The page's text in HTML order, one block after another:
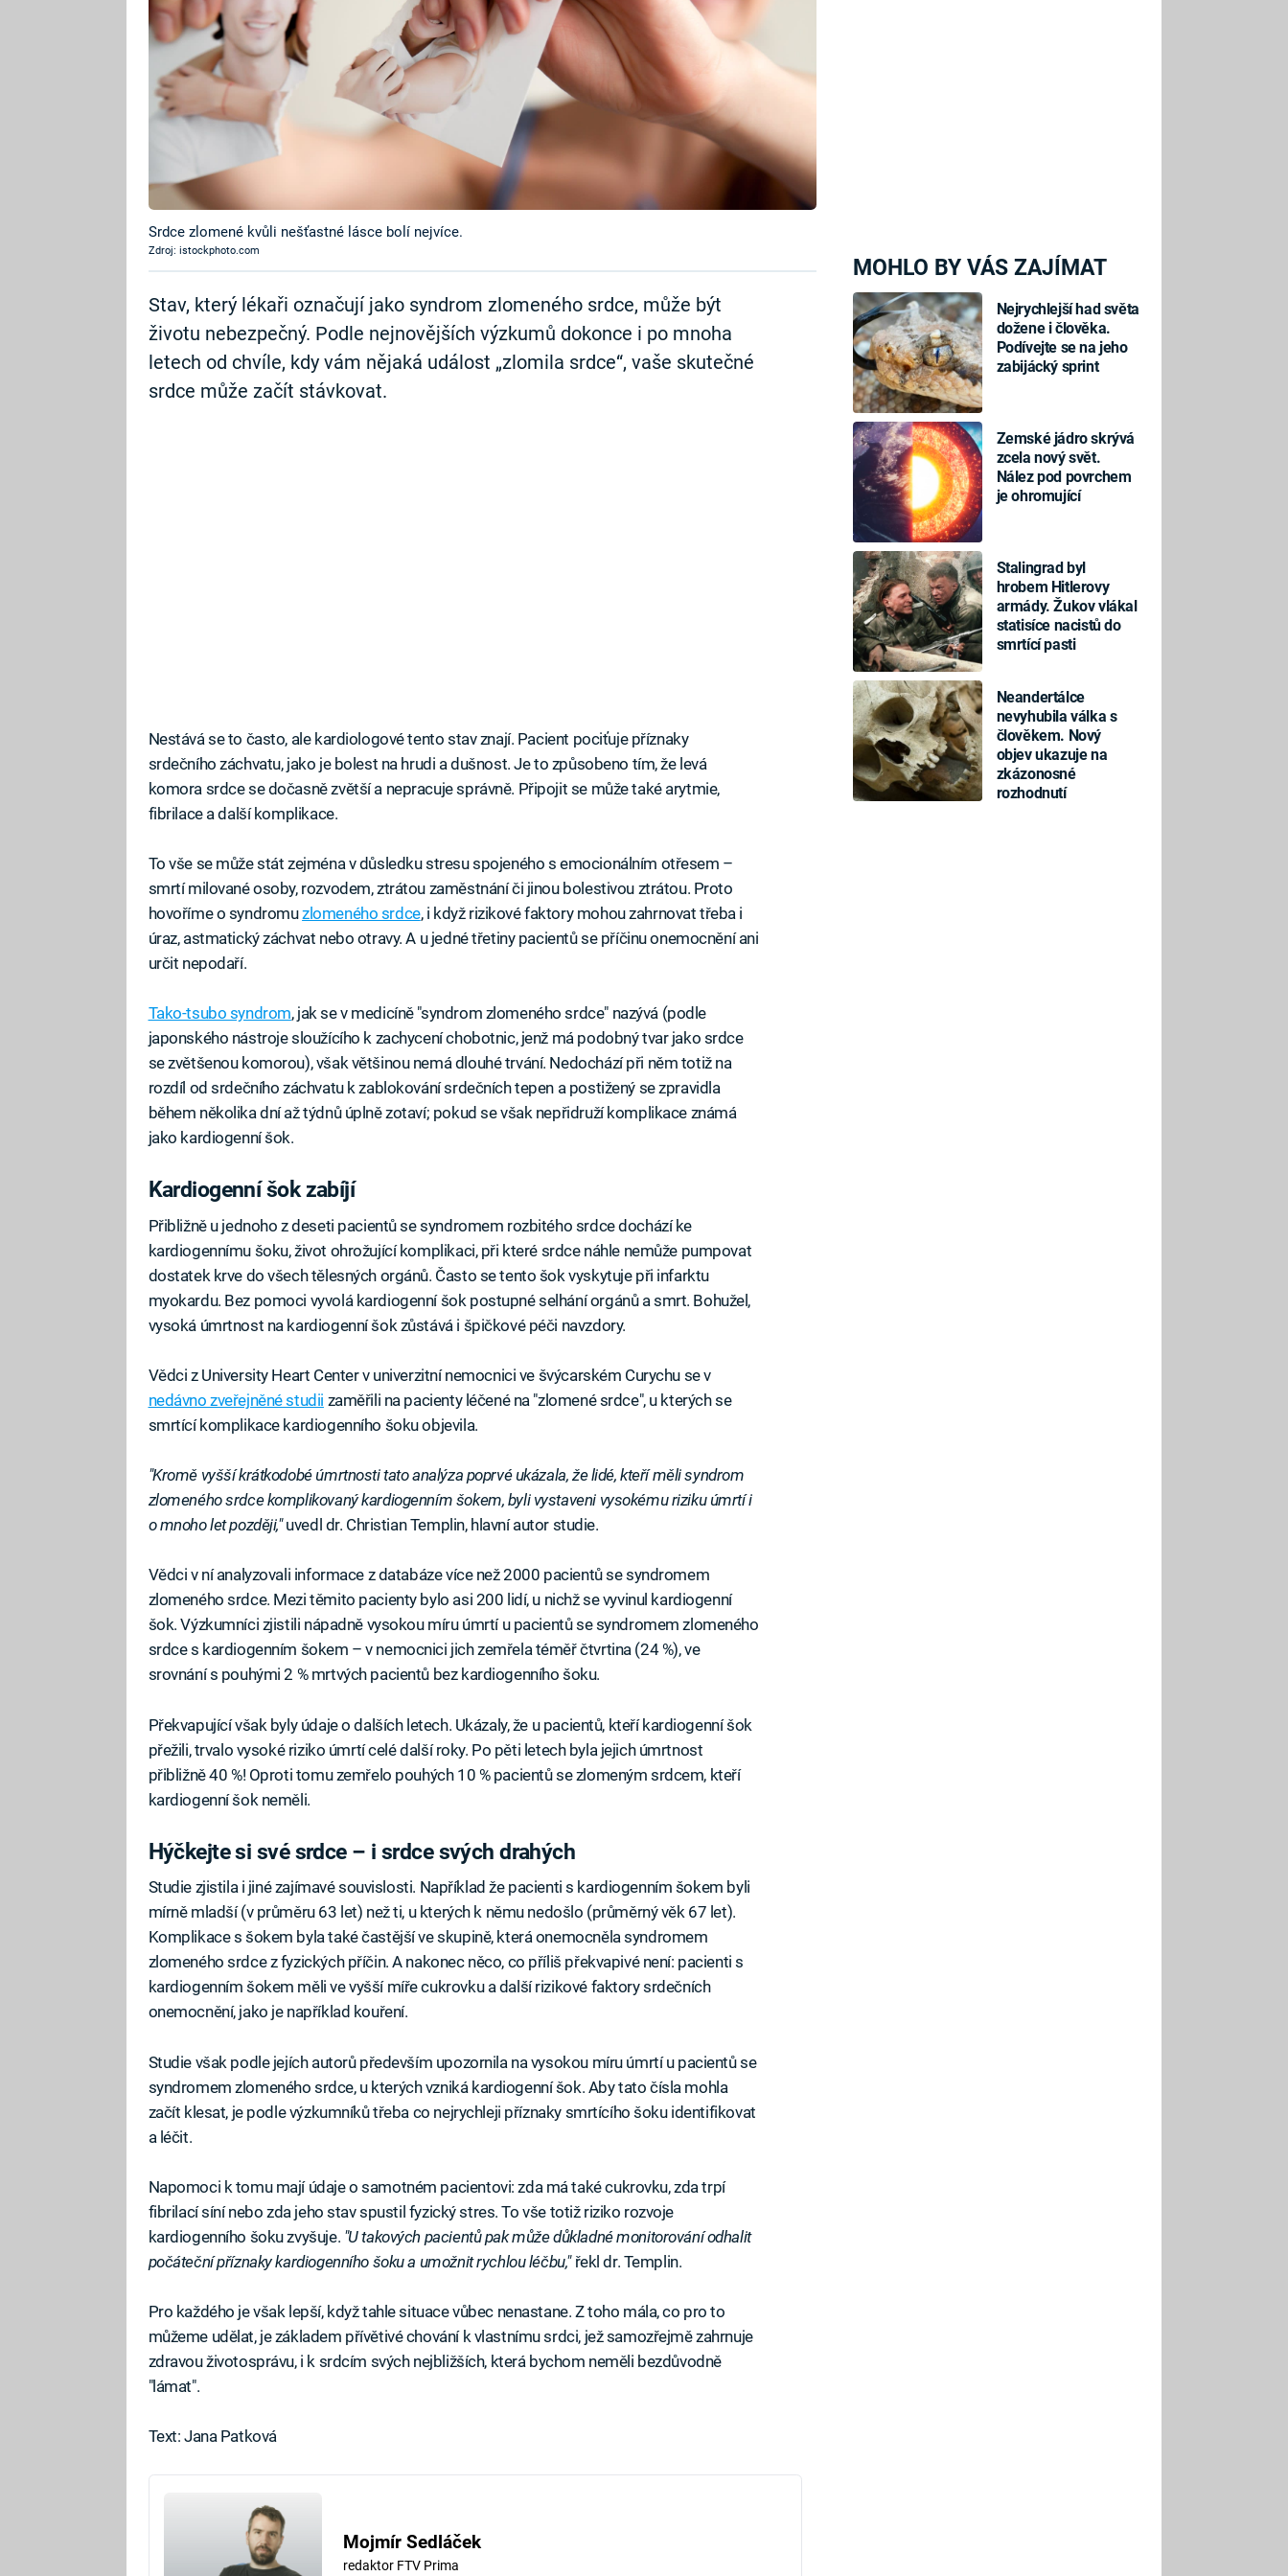
MOHLO BY VÁS ZAJÍMAT
Nejrychlejší had světa
dožene i člověka.
Podívejte se na jeho
zabijácký sprint
Zemské jádro skrývá
zcela nový svět.
Nález pod povrchem
je ohromující
Stalingrad byl
hrobem Hitlerovy
armády. Žukov vlákal
statisíce nacistů do
smrtící pasti
Neandertálce
nevyhubila válka s
člověkem. Nový
objev ukazuje na
zkázonosné
rozhodnutí
Srdce zlomené kvůli nešťastné lásce bolí nejvíce.
Zdroj: istockphoto.com
Stav, který lékaři označují jako syndrom zlomeného srdce, může být
životu nebezpečný. Podle nejnovějších výzkumů dokonce i po mnoha
letech od chvíle, kdy vám nějaká událost „zlomila srdce“, vaše skutečné
srdce může začít stávkovat.
Nestává se to často, ale kardiologové tento stav znají. Pacient pociťuje příznaky
srdečního záchvatu, jako je bolest na hrudi a dušnost. Je to způsobeno tím, že levá
komora srdce se dočasně zvětší a nepracuje správně. Připojit se může také arytmie,
fibrilace a další komplikace.
To vše se může stát zejména v důsledku stresu spojeného s emocionálním otřesem –
smrtí milované osoby, rozvodem, ztrátou zaměstnání či jinou bolestivou ztrátou. Proto
hovoříme o syndromuzlomeného srdce, i když rizikové faktory mohou zahrnovat třeba i
úraz, astmatický záchvat nebo otravy. A u jedné třetiny pacientů se příčinu onemocnění ani
určit nepodaří.
Tako-tsubo syndrom, jak se v medicíně "syndrom zlomeného srdce" nazývá (podle
japonského nástroje sloužícího k zachycení chobotnic, jenž má podobný tvar jako srdce
se zvětšenou komorou), však většinou nemá dlouhé trvání. Nedochází při něm totiž na
rozdíl od srdečního záchvatu k zablokování srdečních tepen a postižený se zpravidla
během několika dní až týdnů úplně zotaví; pokud se však nepřidruží komplikace známá
jako kardiogenní šok.
Kardiogenní šok zabíjí
Přibližně u jednoho z deseti pacientů se syndromem rozbitého srdce dochází ke
kardiogennímu šoku, život ohrožující komplikaci, při které srdce náhle nemůže pumpovat
dostatek krve do všech tělesných orgánů. Často se tento šok vyskytuje při infarktu
myokardu. Bez pomoci vyvolá kardiogenní šok postupné selhání orgánů a smrt. Bohužel,
vysoká úmrtnost na kardiogenní šok zůstává i špičkové péči navzdory.
Vědci z University Heart Center v univerzitní nemocnici ve švýcarském Curychu se v
nedávno zveřejněné studii zaměřili na pacienty léčené na "zlomené srdce", u kterých se
smrtící komplikace kardiogenního šoku objevila.
"Kromě vyšší krátkodobé úmrtnosti tato analýza poprvé ukázala, že lidé, kteří měli syndrom
zlomeného srdce komplikovaný kardiogenním šokem, byli vystaveni vysokému riziku úmrtí i
o mnoho let později,"uvedl dr. Christian Templin, hlavní autor studie.
Vědci v ní analyzovali informace z databáze více než 2000 pacientů se syndromem
zlomeného srdce. Mezi těmito pacienty bylo asi 200 lidí, u nichž se vyvinul kardiogenní
šok. Výzkumníci zjistili nápadně vysokou míru úmrtí u pacientů se syndromem zlomeného
srdce s kardiogenním šokem – v nemocnici jich zemřela téměř čtvrtina (24 %), ve
srovnání s pouhými 2 % mrtvých pacientů bez kardiogenního šoku.
Překvapující však byly údaje o dalších letech. Ukázaly, že u pacientů, kteří kardiogenní šok
přežili, trvalo vysoké riziko úmrtí celé další roky. Po pěti letech byla jejich úmrtnost
přibližně 40 %! Oproti tomu zemřelo pouhých 10 % pacientů se zlomeným srdcem, kteří
kardiogenní šok neměli.
Hýčkejte si své srdce – i srdce svých drahých
Studie zjistila i jiné zajímavé souvislosti. Například že pacienti s kardiogenním šokem byli
mírně mladší (v průměru 63 let) než ti, u kterých k němu nedošlo (průměrný věk 67 let).
Komplikace s šokem byla také častější ve skupině, která onemocněla syndromem
zlomeného srdce z fyzických příčin. A nakonec něco, co příliš překvapivé není: pacienti s
kardiogenním šokem měli ve vyšší míře cukrovku a další rizikové faktory srdečních
onemocnění, jako je například kouření.
Studie však podle jejích autorů především upozornila na vysokou míru úmrtí u pacientů se
syndromem zlomeného srdce, u kterých vzniká kardiogenní šok. Aby tato čísla mohla
začít klesat, je podle výzkumníků třeba co nejrychleji příznaky smrtícího šoku identifikovat
a léčit.
Napomoci k tomu mají údaje o samotném pacientovi: zda má také cukrovku, zda trpí
fibrilací síní nebo zda jeho stav spustil fyzický stres. To vše totiž riziko rozvoje
kardiogenního šoku zvyšuje. "U takových pacientů pak může důkladné monitorování odhalit
počáteční příznaky kardiogenního šoku a umožnit rychlou léčbu,"řekl dr. Templin.
Pro každého je však lepší, když tahle situace vůbec nenastane. Z toho mála, co pro to
můžeme udělat, je základem přívětivé chování k vlastnímu srdci, jež samozřejmě zahrnuje
zdravou životosprávu, i k srdcím svých nejbližších, která bychom neměli bezdůvodně
"lámat".
Text: Jana Patková
Mojmír Sedláček
redaktor FTV Prima